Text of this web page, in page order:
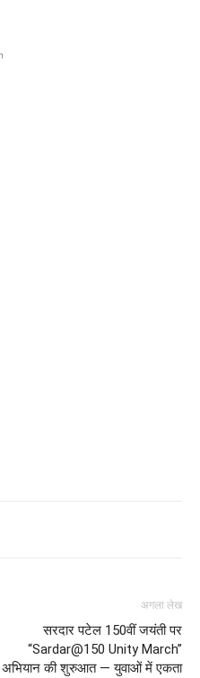
अगला लेख
सरदार पटेल 150वीं जयंती पर
“Sardar@150 Unity March”
अभियान की शुरुआत — युवाओं में एकता